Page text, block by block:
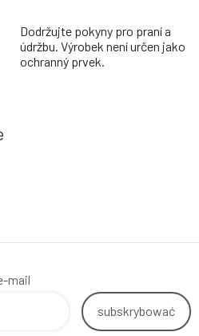
Dodržujte pokyny pro praní a
údržbu. Výrobek není určen jako
ochranný prvek.
mail
subskrybować